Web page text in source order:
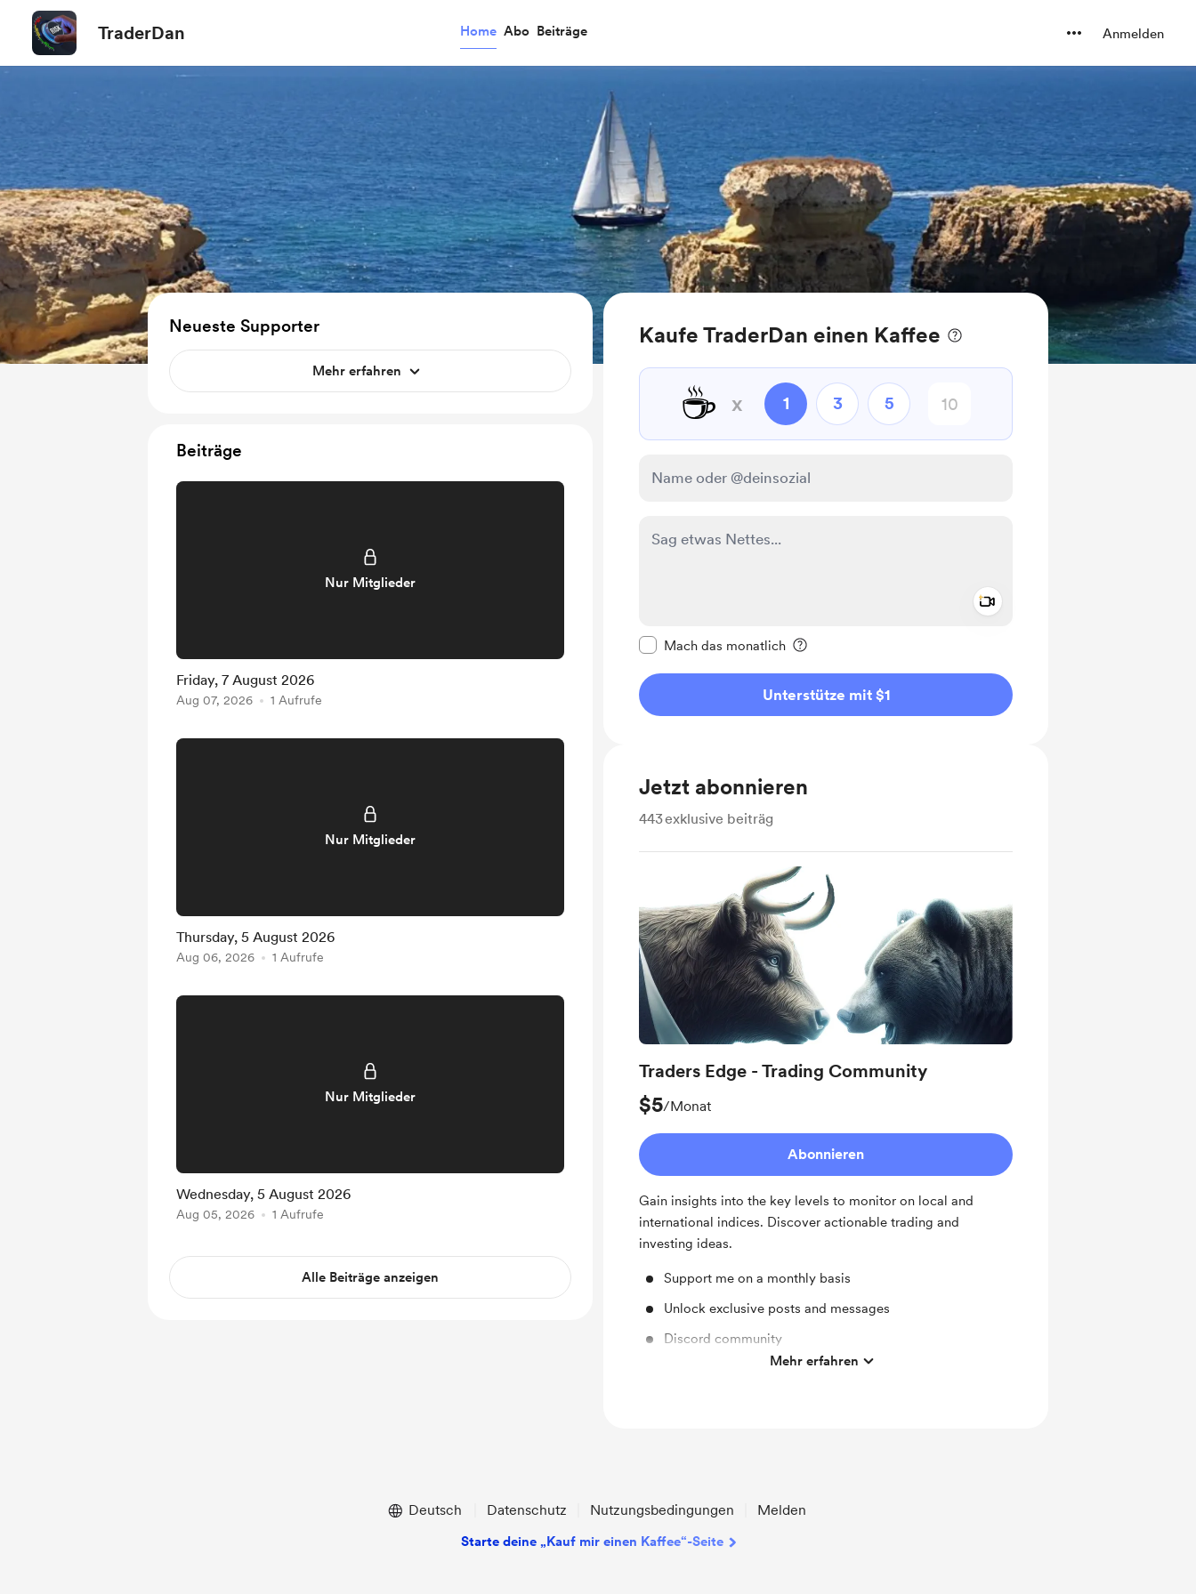
TraderDan Home Abo Beiträge Anmelden
Kaufe TraderDan einen Kaffee
☕ x 1 3 5
Mach das monatlich
Unterstütze mit $1
Jetzt abonnieren
443exklusive beiträg
Traders Edge - Trading Community
$5/Monat
Abonnieren
Gain insights into the key levels to monitor on local and
international indices. Discover actionable trading and
investing ideas.
Support me on a monthly basis
Unlock exclusive posts and messages
Discord community
Access to full libraryMehr erfahren
Neueste Supporter
Mehr erfahren
Beiträge
Nur Mitglieder
Friday, 7 August 2026
Aug 07, 2026 1 Aufrufe
Nur Mitglieder
Thursday, 5 August 2026
Aug 06, 2026 1 Aufrufe
Nur Mitglieder
Wednesday, 5 August 2026
Aug 05, 2026 1 Aufrufe
Alle Beiträge anzeigen
Deutsch Datenschutz Nutzungsbedingungen Melden
Starte deine „Kauf mir einen Kaffee“-Seite